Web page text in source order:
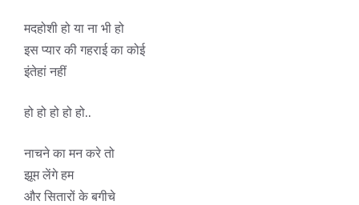
मदहोशी हो या ना भी हो
इस प्यार की गहराई का कोई
इंतेहां नहीं
हो हो हो हो हो..
नाचने का मन करे तो
झूम लेंगे हम
और सितारों के बगीचे